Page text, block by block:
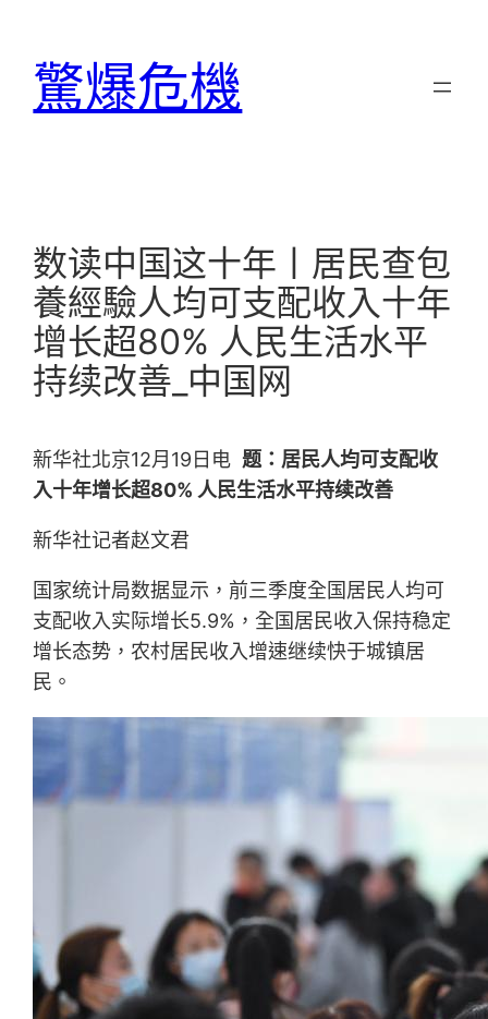
驚爆危機
数读中国这十年丨居民查包
養經驗人均可支配收入十年
增长超80% 人民生活水平
持续改善_中国网
新华社北京12月19日电题：居民人均可支配收
入十年增长超80% 人民生活水平持续改善
新华社记者赵文君
国家统计局数据显示，前三季度全国居民人均可
支配收入实际增长5.9%，全国居民收入保持稳定
增长态势，农村居民收入增速继续快于城镇居
民。